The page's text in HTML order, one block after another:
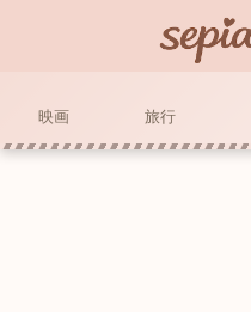
映画 旅行